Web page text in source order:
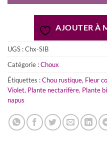
AJOUTER À
UGS :Chx-SIB
Catégorie :Choux
Étiquettes :Chou rustique, Fleur
Violet, Plante nectarifère, Plante
napus